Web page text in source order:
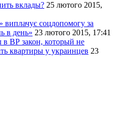
вклады? 25 лютого 2015,
виплачує соцдопомогу за
в день» 23 лютого 2015, 17:41
в ВР закон, который не
квартиры у украинцев 23